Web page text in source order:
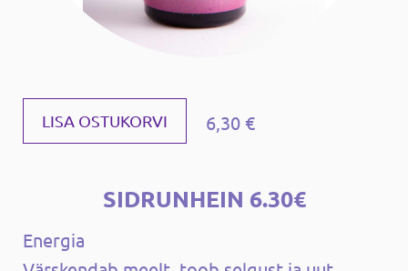
LISA OSTUKORVI 6,30 €
SIDRUNHEIN 6.30€
Energia